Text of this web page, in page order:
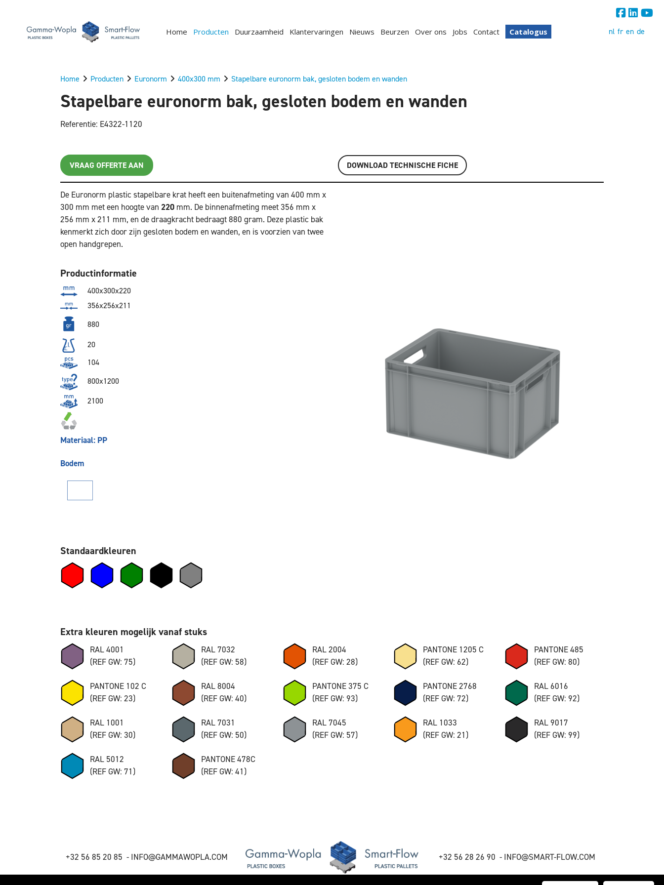
Home Producten Duurzaamheid Klantervaringen Nieuws Beurzen Over ons Jobs Contact Catalogus nl fr en de
Home Producten Euronorm 400x300 mm Stapelbare euronorm bak, gesloten bodem en wanden
Stapelbare euronorm bak, gesloten bodem en wanden
Referentie: E4322-1120
VRAAG OFFERTE AAN DOWNLOAD TECHNISCHE FICHE
De Euronorm plastic stapelbare krat heeft een buitenafmeting van 400 mm x
300 mm met een hoogte van 220 mm. De binnenafmeting meet 356 mm x
256 mm x 211 mm, en de draagkracht bedraagt 880 gram. Deze plastic bak
kenmerkt zich door zijn gesloten bodem en wanden, en is voorzien van twee
open handgrepen.
Productinformatie
400x300x220
356x256x211
880
20
104
800x1200
2100
Materiaal: PP
Bodem
Standaardkleuren
Extra kleuren mogelijk vanaf stuks
RAL 4001
(REF GW: 75)
RAL 7032
(REF GW: 58)
RAL 2004
(REF GW: 28)
PANTONE 1205 C
(REF GW: 62)
PANTONE 485
(REF GW: 80)
PANTONE 102 C
(REF GW: 23)
RAL 8004
(REF GW: 40)
PANTONE 375 C
(REF GW: 93)
PANTONE 2768
(REF GW: 72)
RAL 6016
(REF GW: 92)
RAL 1001
(REF GW: 30)
RAL 7031
(REF GW: 50)
RAL 7045
(REF GW: 57)
RAL 1033
(REF GW: 21)
RAL 9017
(REF GW: 99)
RAL 5012
(REF GW: 71)
PANTONE 478C
(REF GW: 41)
+32 56 85 20 85 - INFO@GAMMAWOPLA.COM +32 56 28 26 90 - INFO@SMART-FLOW.COM